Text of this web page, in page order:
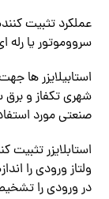
عملکرد تثبیت
سرووموتور یا رله
استابیلایزر ها
شهری تکفاز و برق
صنعتی مورد
استابلایزر
ولتاز ورودی را
در ورودی را